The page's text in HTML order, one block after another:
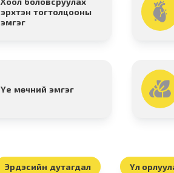
эрхтэн тогтолцооны
эмгэг
Үе мөчний эмгэг
Эрдэсийн дутагдал Үл